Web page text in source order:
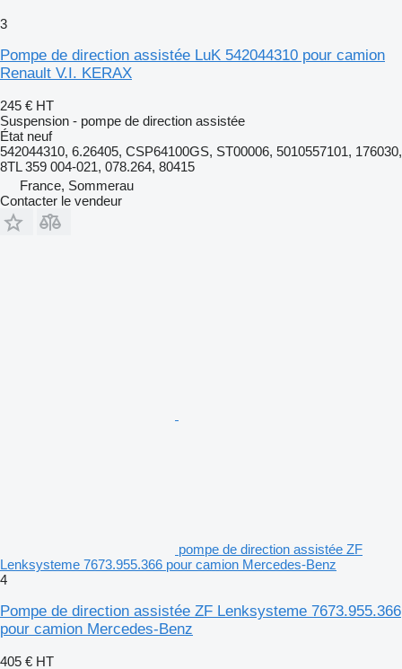
3
Pompe de direction assistée LuK 542044310 pour camion
Renault V.I. KERAX
245 € HT
Suspension - pompe de direction assistée
État neuf
542044310, 6.26405, CSP64100GS, ST00006, 5010557101, 176030,
8TL 359 004-021, 078.264, 80415
France, Sommerau
Contacter le vendeur
pompe de direction assistée ZF
Lenksysteme 7673.955.366 pour camion Mercedes-Benz
4
Pompe de direction assistée ZF Lenksysteme 7673.955.366
pour camion Mercedes-Benz
405 € HT